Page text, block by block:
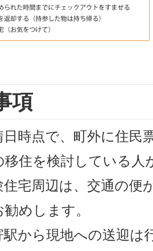
項
日時点で、町外に住民
移住を検討している人
住宅周辺は、交通の便
勧めします。
駅から現地への送迎は